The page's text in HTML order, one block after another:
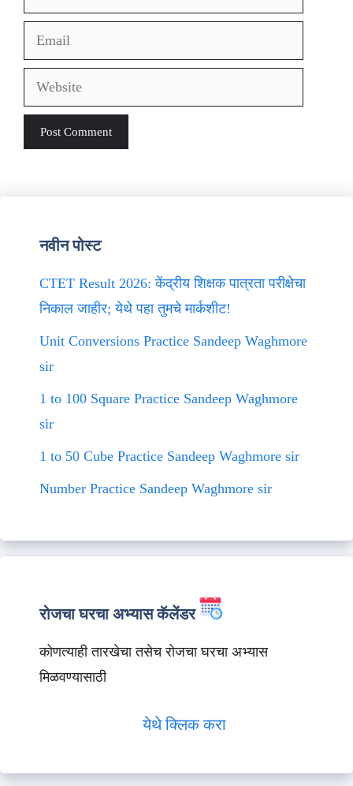
Email
Website
नवीन पोस्ट
CTET Result 2026: केंद्रीय शिक्षक पात्रता परीक्षेचा
निकाल जाहीर; येथे पहा तुमचे मार्कशीट!
Unit Conversions Practice Sandeep Waghmore
sir
1 to 100 Square Practice Sandeep Waghmore
sir
1 to 50 Cube Practice Sandeep Waghmore sir
Number Practice Sandeep Waghmore sir
रोजचा घरचा अभ्यास कॅलेंडर
कोणत्याही तारखेचा तसेच रोजचा घरचा अभ्यास
मिळवण्यासाठी
येथे क्लिक करा